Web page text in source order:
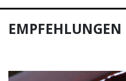
EMPFEHLUNGEN